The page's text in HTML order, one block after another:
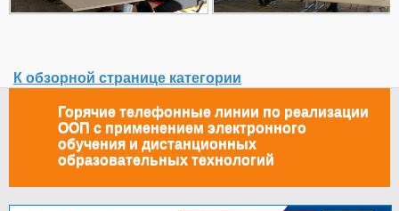
К обзорной странице категории
Горячие телефонные линии по реализации
ООП с применением электронного
обучения и дистанционных
образовательных технологий